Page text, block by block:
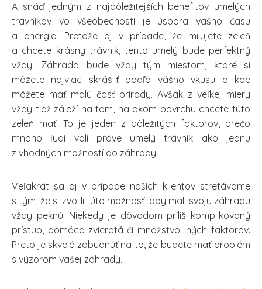
A snáď jedným z najdôležitejších benefitov umelých
trávnikov vo všeobecnosti je úspora vášho času
a energie. Pretože aj v prípade, že milujete zeleň
a chcete krásny trávnik, tento umelý bude perfektný
vždy. Záhrada bude vždy tým miestom, ktoré si
môžete najviac skrášliť podľa vášho vkusu a kde
môžete mať malú časť prírody. Avšak z veľkej miery
vždy tiež záleží na tom, na akom povrchu chcete túto
zeleň mať. To je jeden z dôležitých faktorov, prečo
mnoho ľudí volí práve umelý trávnik ako jednu
z vhodných možností do záhrady.
Veľakrát sa aj v prípade našich klientov stretávame
s tým, že si zvolili túto možnosť, aby mali svoju záhradu
vždy peknú. Niekedy je dôvodom príliš komplikovaný
prístup, domáce zvieratá či množstvo iných faktorov.
Preto je skvelé zabudnúť na to, že budete mať problém
s výzorom vašej záhrady.